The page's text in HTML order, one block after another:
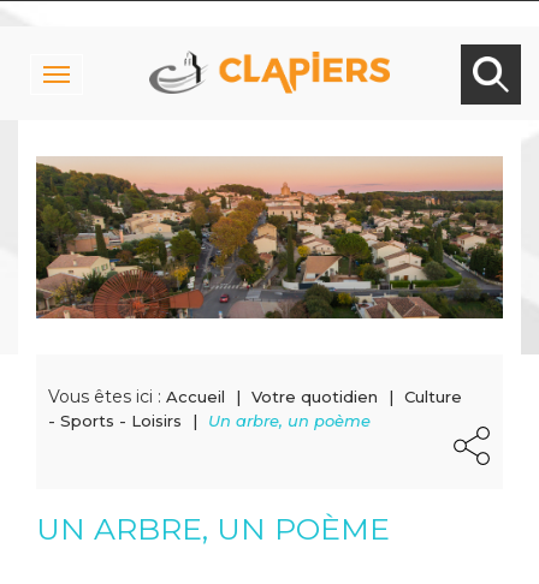
Toggle
Vous êtes ici : Accueil Votre quotidien
Culture
- Sports - Loisirs
Un arbre, un poème
UN ARBRE, UN POÈME